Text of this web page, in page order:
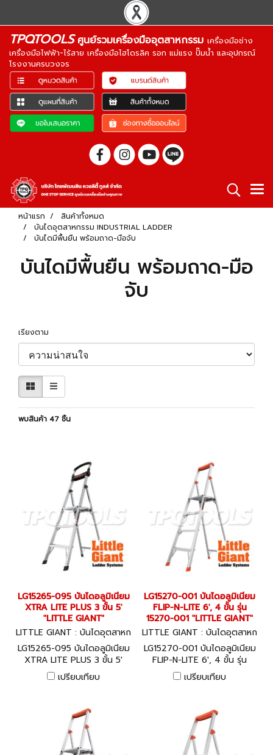
TPQTOOLSศูนย์รวมเครื่องมืออุตสาหกรรม เครื่องมือช่าง
เครื่องมือไฟฟ้า-ไร้สาย เครื่องมือไฮโดรลิค รอก แม่แรง ปั๊มน้ำ และอุปกรณ์
โรงงานครบวงจร
หน้าแรก
สินค้าทั้งหมด
บันไดอุตสาหกรรม INDUSTRIAL LADDER
บันไดมีพื้นยืน พร้อมถาด-มือจับ
บันไดมีพื้นยืน พร้อมถาด-มือ
จับ
เรียงตาม
พบสินค้า 47 ชิ้น
LG15265-095 บันไดอลูมิเนียม
XTRA LITE PLUS 3 ขั้น 5'
"LITTLE GIANT"
LITTLE GIANT : บันไดอุตสาหก
รรม LG15265-095
LG15265-095 บันไดอลูมิเนียม
XTRA LITE PLUS 3 ขั้น 5'
"LITTLE GIANT"
เปรียบเทียบ
LG15270-001 บันไดอลูมิเนียม
FLIP-N-LITE 6', 4 ขั้น รุ่น
15270-001 "LITTLE GIANT"
LITTLE GIANT : บันไดอุตสาหก
รรม LG15270-001
LG15270-001 บันไดอลูมิเนียม
FLIP-N-LITE 6', 4 ขั้น รุ่น
15270-001 "LITTLE GIANT"
เปรียบเทียบ